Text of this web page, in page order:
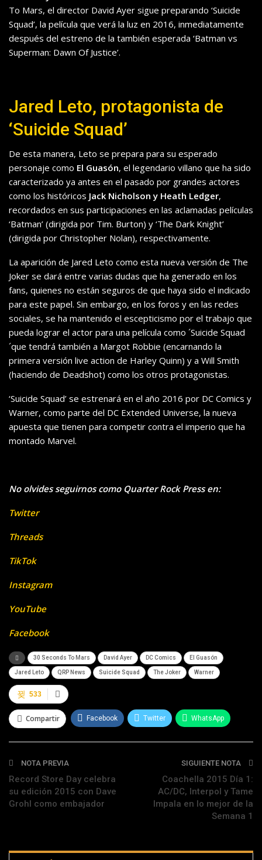
To Mars, el director David Ayer sigue preparando ‘Suicide
Squad’, la película que verá la luz en 2016, inmediatamente
después del estreno de la también esperada ‘Batman vs
Superman: Dawn Of Justice’.
Jared Leto, protagonista de
‘Suicide Squad’
De esta manera, Leto se prepara para su esperado
personaje como El Guasón, el legendario villano que ha sido
caracterizado ya antes en el pasado por grandes actores
como los históricos Jack Nicholson y Heath Ledger,
recordados en sus participaciones en las aclamadas películas
‘Batman’ (dirigida por Tim. Burton) y ‘The Dark Knight’
(dirigida por Christopher Nolan), respectivamente.
La aparición de Jared Leto como esta nueva versión de The
Joker se dará entre varias dudas que ha generado en los
fans, quienes no están seguros de que haya sido el indicado
para este papel. Sin embargo, en los foros y en las redes
sociales, se ha mantenido el escepticismo por el trabajo que
pueda lograr el actor para una película como ´Suicide Squad
´que tendrá también a Margot Robbie (encarnando la
primera versión live action de Harley Quinn) y a Will Smith
(haciendo de Deadshot) como los otros protagonistas.
‘Suicide Squad’ se estrenará en el año 2016 por DC Comics y
Warner, como parte del DC Extended Universe, la nueva
apuesta que tienen para competir contra el imperio que ha
montado Marvel.
No olvides seguirnos como Quarter Rock Press en:
Twitter
Threads
TikTok
Instagram
YouTube
Facebook
30 Seconds To Mars David Ayer DC Comics El Guasón
Jared Leto QRP News Suicide Squad The Joker Warner
533
Compartir Facebook Twitter WhatsApp
Telegram
NOTA PREVIA
Record Store Day celebra
su edición 2015 con Dave
Grohl como embajador
SIGUIENTE NOTA
Coachella 2015 Día 1:
AC/DC, Interpol y Tame
Impala en lo mejor de la
Semana 1